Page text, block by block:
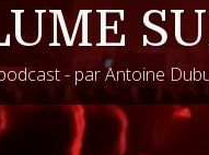
- par Antoine